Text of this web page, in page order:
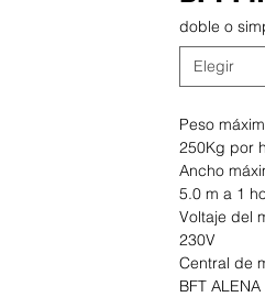
doble o
Peso
250Kg por
Ancho
5.0 m a 1
Voltaje del
230V
Central de
BFT